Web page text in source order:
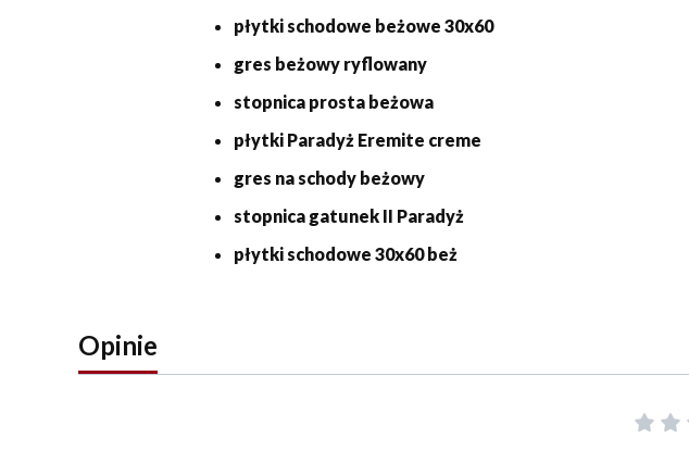
płytki schodowe beżowe 30x60
gres beżowy ryflowany
stopnica prosta beżowa
płytki Paradyż Eremite creme
gres na schody beżowy
stopnica gatunek II Paradyż
płytki schodowe 30x60 beż
Opinie